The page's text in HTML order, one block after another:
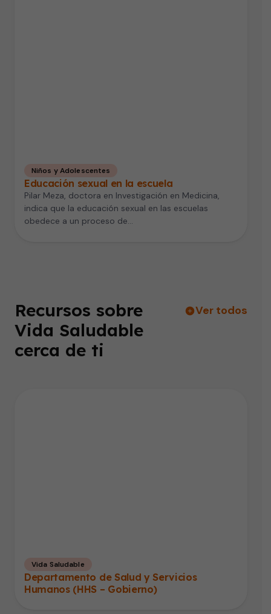
Niños y Adolescentes
Educación sexual en la escuela
Pilar Meza, doctora en Investigación en Medicina,
indica que la educación sexual en las escuelas
obedece a un proceso de…
Recursos sobre
Vida Saludable
cerca de ti
Ver todos
Vida Saludable
Departamento de Salud y Servicios
Humanos (HHS – Gobierno)